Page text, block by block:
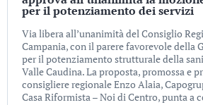
per il potenziamento dei servizi
Via libera all’unanimità del Consiglio
Campania, con il parere favorevole della
per il potenziamento strutturale della
Valle Caudina. La proposta, promossa e
consigliere regionale Enzo Alaia,
Casa Riformista – Noi di Centro, punta a